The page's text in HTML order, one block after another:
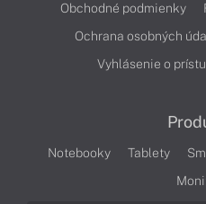
Obchodné podmienky
Ochrana osobných
Vyhlásenie o
Notebooky Tablety